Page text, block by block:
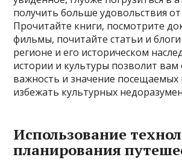
получить больше удовольствия
Прочитайте книги, посмотрите
фильмы, почитайте статьи и
регионе и его историческом
истории и культуры позволит
важность и значение посещаемых
избежать культурных
Использование
планирования